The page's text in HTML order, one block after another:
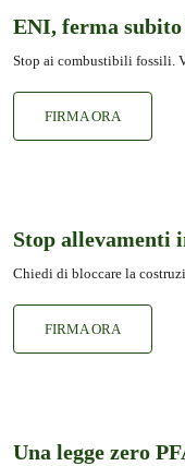
ENI, ferma
Stop ai combustibili fossili.
FIRMA ORA
Stop allevamenti
Chiedi di bloccare la
FIRMA ORA
Una legge zero